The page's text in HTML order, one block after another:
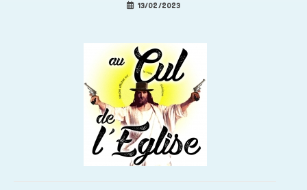
13/02/2023